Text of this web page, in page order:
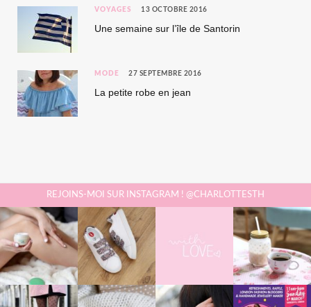
VOYAGES 13 OCTOBRE 2016
Une semaine sur l’île de Santorin
MODE 27 SEPTEMBRE 2016
La petite robe en jean
REJOINS-MOI SUR INSTAGRAM ! @CHARLOTTESTH